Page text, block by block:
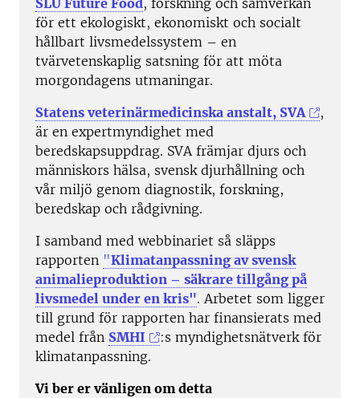
SLU Future Food, forskning och samverkan
för ett ekologiskt, ekonomiskt och socialt
hållbart livsmedelssystem – en
tvärvetenskaplig satsning för att möta
morgondagens utmaningar.
Statens veterinärmedicinska anstalt, SVA
,
är en expertmyndighet med
beredskapsuppdrag. SVA främjar djurs och
människors hälsa, svensk djurhållning och
vår miljö genom diagnostik, forskning,
beredskap och rådgivning.
I samband med webbinariet så släpps
rapporten "Klimatanpassning av svensk
animalieproduktion – säkrare tillgång på
livsmedel under en kris". Arbetet som ligger
till grund för rapporten har finansierats med
medel från SMHI
:s myndighetsnätverk för
klimatanpassning.
Vi ber er vänligen om detta